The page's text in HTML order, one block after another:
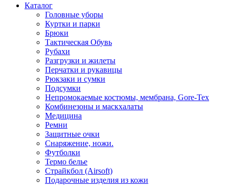
Каталог
Головные уборы
Куртки и парки
Брюки
Тактическая Обувь
Рубахи
Разгрузки и жилеты
Перчатки и рукавицы
Рюкзаки и сумки
Подсумки
Непромокаемые костюмы, мембрана, Gore-Tex
Комбинезоны и маскхалаты
Медицина
Ремни
Защитные очки
Снаряжение, ножи.
Футболки
Термо белье
Страйкбол (Airsoft)
Подарочные изделия из кожи